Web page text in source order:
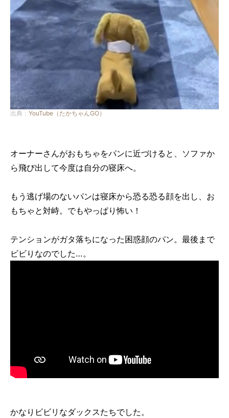
出典： YouTube（たかちゃんGO）
オーナーさんがおもちゃをパンに近づけると、ソファか
ら飛び出して今度は自分の寝床へ。
もう逃げ場のないパンは寝床から恐る恐る顔を出し、お
もちゃと対峙。でもやっぱり怖い！
テンションがガタ落ちになった困惑顔のパン。最後まで
ビビりなのでした…。
かなりビビリなダックスたちでした。